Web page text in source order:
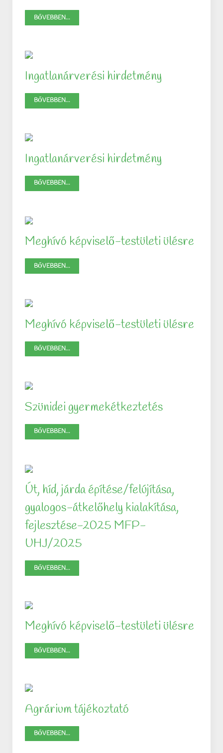
BŐVEBBEN...
Ingatlanárverési hirdetmény
BŐVEBBEN...
Ingatlanárverési hirdetmény
BŐVEBBEN...
Meghívó képviselő-testületi ülésre
BŐVEBBEN...
Meghívó képviselő-testületi ülésre
BŐVEBBEN...
Szünidei gyermekétkeztetés
BŐVEBBEN...
Út, híd, járda építése/felújítása,
gyalogos-átkelőhely kialakítása,
fejlesztése-2025 MFP-
UHJ/2025
BŐVEBBEN...
Meghívó képviselő-testületi ülésre
BŐVEBBEN...
Agrárium tájékoztató
BŐVEBBEN...